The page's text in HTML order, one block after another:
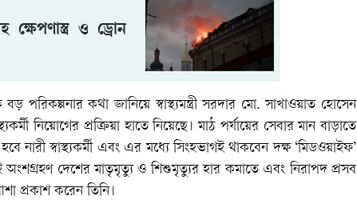
ক্ষেপণাস্ত্র ও ড্রোন
পরিকল্পনার কথা জানিয়ে স্বাস্থ্যমন্ত্রী সরদার মো. সাখাওয়াত হোসেন
নিয়োগের প্রক্রিয়া হাতে নিয়েছে। মাঠ পর্যায়ের সেবার মান বাড়াতে
নারী স্বাস্থ্যকর্মী এবং এর মধ্যে সিংহভাগই থাকবেন দক্ষ ‘মিডওয়াইফ’
এই অংশগ্রহণ দেশের মাতৃমৃত্যু ও শিশুমৃত্যুর হার কমাতে এবং নিরাপদ প্রসব
প্রকাশ করেন তিনি।